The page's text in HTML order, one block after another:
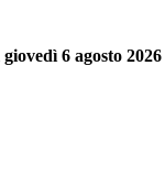
giovedì 6 agosto 2026